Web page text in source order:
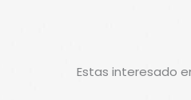
Estas interesado